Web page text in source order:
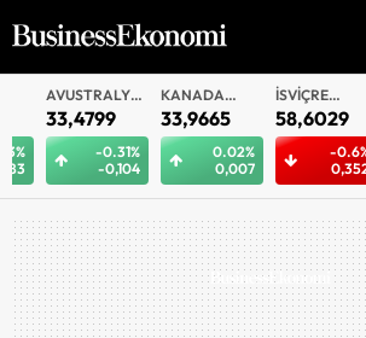
AVUSTRALYA
DOLARI
33,4799
-0.31%
-0,104
KANADA
DOLARI
33,9665
0.02%
0,007
İSVIÇRE
FRANKI
58,6029
-0.6%
0,352